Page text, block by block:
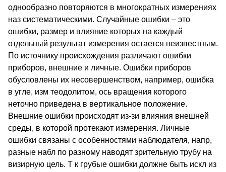
однообразно повторяются в многократных измерениях
наз систематическими. Случайные ошибки – это
ошибки, размер и влияние которых на каждый
отдельный результат измерения остается неизвестным.
По источнику происхождения различают ошибки
приборов, внешние и личные. Ошибки приборов
обусловлены их несовершенством, например, ошибка
в угле, изм теодолитом, ось вращения которого
неточно приведена в вертикальное положение.
Внешние ошибки происходят из-зи влияния внешней
среды, в которой протекают измерения. Личные
ошибки связаны с особенностями наблюдателя, напр,
разные набл по разному наводят зрительную трубу на
визирную цель. Т к грубые ошибки должне быть искл из